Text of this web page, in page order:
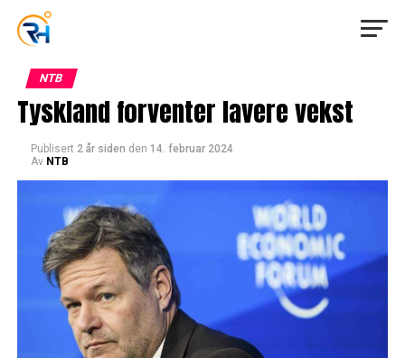
NTB
Tyskland forventer lavere vekst
Publisert 2 år siden den 14. februar 2024
Av NTB